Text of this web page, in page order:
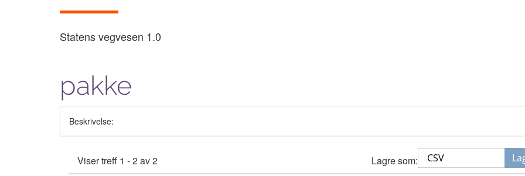
Statens vegvesen 1.0
pakke
Beskrivelse:
Viser treff 1 - 2 av 2 Lagre som: